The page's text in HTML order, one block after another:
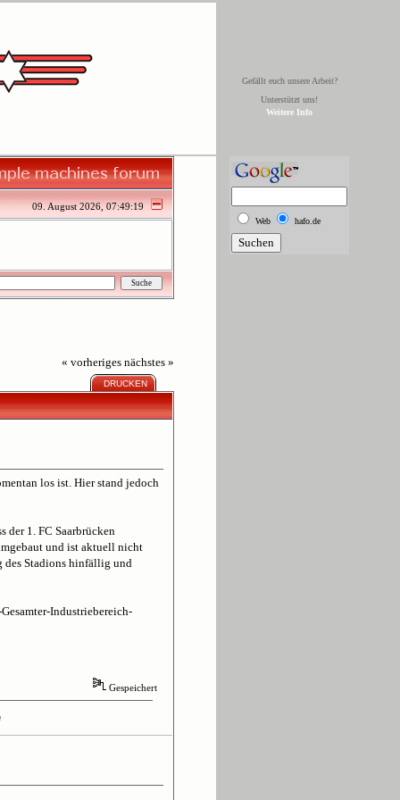
Gefällt euch unsere Arbeit?
Unterstützt uns!
Weitere Info
09. August 2026, 07:49:19
« vorheriges nächstes »
DRUCKEN
los ist. Hier stand jedoch
der 1. FC Saarbrücken
und ist aktuell nicht
des Stadions hinfällig und
Industriebereich-
Gespeichert
Web hafo.de